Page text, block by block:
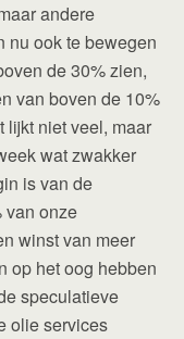
andere
nu ook te bewegen
de 30% zien,
van boven de 10%
lijkt niet veel, maar
wat zwakker
is van de
van onze
winst van meer
op het oog hebben
speculatieve
olie services